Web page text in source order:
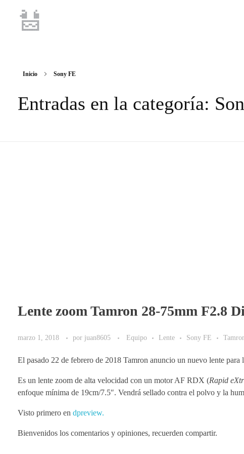
Inicio Sony FE
Entradas en la categoría:
Lente zoom Tamron 28-75mm F2.8
marzo 1, 2018 por juan8605 Equipo Lente Sony FE
El pasado 22 de febrero de 2018 Tamron anuncio un nuevo lente para
Es un lente zoom de alta velocidad con un motor AF RDX (Rapid
enfoque mínima de 19cm/7.5″. Vendrá sellado contra el polvo y la
Visto primero en dpreview.
Bienvenidos los comentarios y opiniones, recuerden compartir.